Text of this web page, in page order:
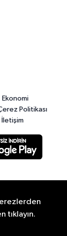
Ekonomi
Politikası
İletişim
tıklayın.